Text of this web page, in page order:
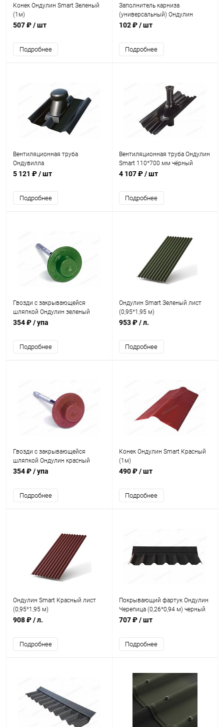
Конек Ондулин Smart Зеленый
(1м)
507 ₽/ шт
Подробнее
Заполнитель карниза
(универсальный) Ондулин
Черепица
102 ₽/ шт
Подробнее
Вентиляционная труба
Ондувилла
5 121 ₽/ шт
Подробнее
Вентиляционная труба Ондулин
Smart 110*700 мм чёрный
4 107 ₽/ шт
Подробнее
Гвозди с закрывающейся
шляпкой Ондулин зеленый
(100шт)
354 ₽/ упа
Подробнее
Ондулин Smart Зеленый лист
(0,95*1,95 м)
953 ₽/ л.
Подробнее
Гвозди с закрывающейся
шляпкой Ондулин красный
(100шт)
354 ₽/ упа
Подробнее
Конек Ондулин Smart Красный
(1м)
490 ₽/ шт
Подробнее
Ондулин Smart Красный лист
(0,95*1,95 м)
908 ₽/ л.
Подробнее
Покрывающий фартук Ондулин
Черепица (0,26*0,94 м) черный
707 ₽/ шт
Подробнее